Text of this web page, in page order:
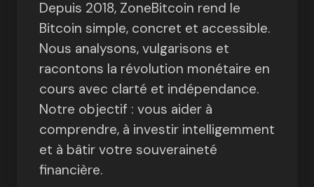
Depuis 2018, ZoneBitcoin rend le
Bitcoin simple, concret et accessible.
Nous analysons, vulgarisons et
racontons la révolution monétaire en
cours avec clarté et indépendance.
Notre objectif : vous aider à
comprendre, à investir intelligemment
et à bâtir votre souveraineté
financière.